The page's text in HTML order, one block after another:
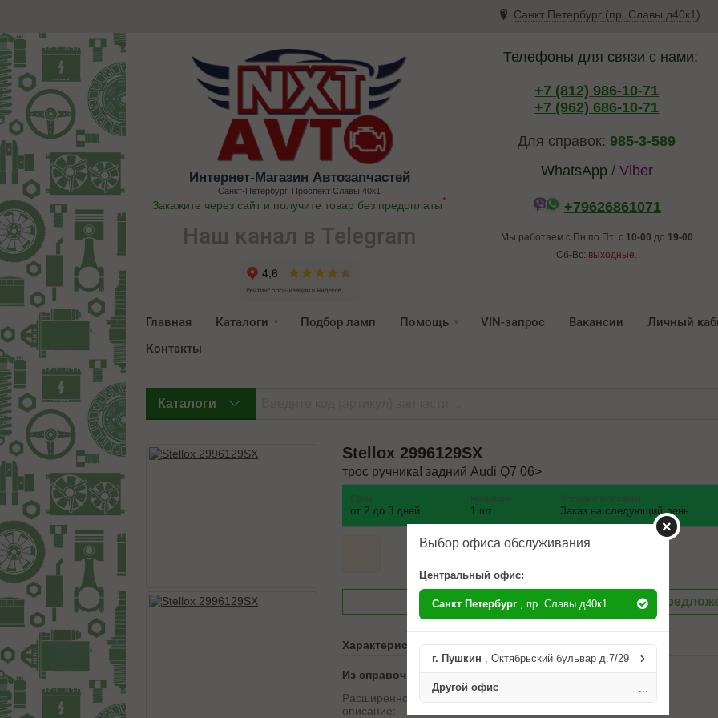
Санкт Петербург (пр. Славы д40к1)
Интернет-Магазин Автозапчастей
Санкт-Петербург, Проспект Славы 40к1
Закажите через сайт и получите товар без предоплаты*
Наш канал в Telegram
Телефоны для связи с нами:
+7 (812) 986-10-71
+7 (962) 686-10-71
Для справок:985-3-589
WhatsApp / Viber
+79626861071
Мы работаем с Пн по Пт: с 10-00 до 19-00
Сб-Вс: выходные.
Главная Каталоги Подбор ламп Помощь VIN-запрос Вакансии Личный
Контакты
Каталоги
Stellox 2996129SX
трос ручника! задний Audi Q7 06>
Срок
от 2 до 3 дней
Наличие
1 шт.
Условие поставки
Заказ на следующий день
Посмотреть другие
Характеристики
Из справочника ABCP
Расширенное
описание:
Выбор офиса обслуживания
Центральный офис:
Санкт Петербург , пр. Славы д40к1
г. Пушкин , Октябрьский бульвар д.7/29
Другой офис